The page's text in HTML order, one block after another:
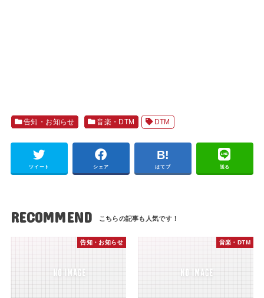
告知・お知らせ 音楽・DTM DTM
ツイート シェア はてブ 送る
RECOMMEND
告知・お知らせ 音楽・DTM